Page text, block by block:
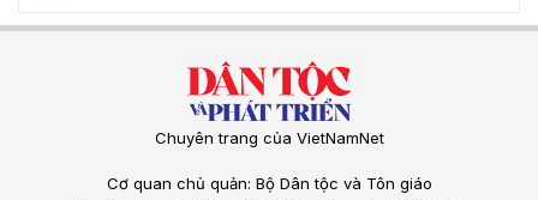
Chuyên trang của VietNamNet
Cơ quan chủ quản: Bộ Dân tộc và Tôn giáo